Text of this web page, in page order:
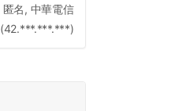
匿名, 中華電信
(42.***.***.***)